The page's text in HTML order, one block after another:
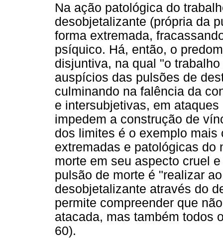
Na ação patológica do
desobjetalizante (própria da
forma extremada,
psíquico. Há, então, o
disjuntiva, na qual "o
auspícios das pulsões de
culminando na falência da
e intersubjetivas, em
impedem a construção de
dos limites é o exemplo
extremadas e patológicas do
morte em seu aspecto cruel
pulsão de morte é "realizar
desobjetalizante através do
permite compreender que
atacada, mas também todos
60).